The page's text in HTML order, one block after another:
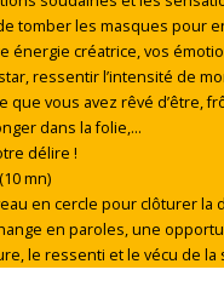
tomber les masques pour
énergie créatrice, vos
ressentir l’intensité de
que vous avez rêvé d’être,
dans la folie,…
délire !
mn)
en cercle pour clôturer la
en paroles, une
le ressenti et le vécu de la